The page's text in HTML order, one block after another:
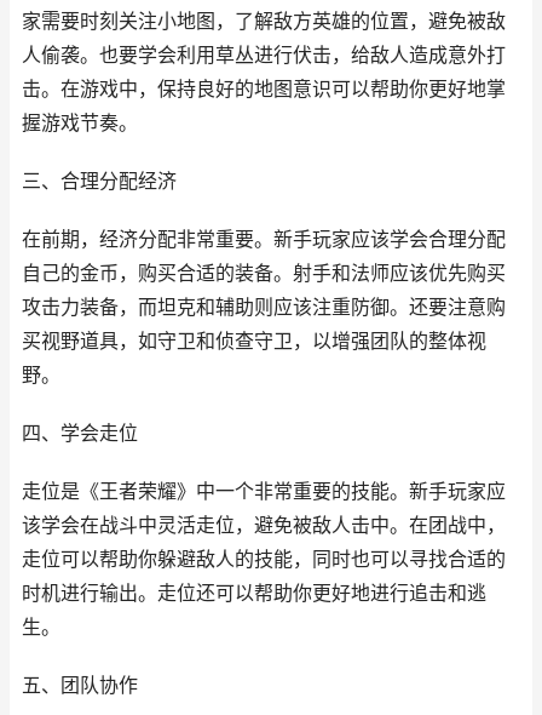
家需要时刻关注小地图，了解敌方英雄的位置，避免被敌
人偷袭。也要学会利用草丛进行伏击，给敌人造成意外打
击。在游戏中，保持良好的地图意识可以帮助你更好地掌
握游戏节奏。
三、合理分配经济
在前期，经济分配非常重要。新手玩家应该学会合理分配
自己的金币，购买合适的装备。射手和法师应该优先购买
攻击力装备，而坦克和辅助则应该注重防御。还要注意购
买视野道具，如守卫和侦查守卫，以增强团队的整体视
野。
四、学会走位
走位是《王者荣耀》中一个非常重要的技能。新手玩家应
该学会在战斗中灵活走位，避免被敌人击中。在团战中，
走位可以帮助你躲避敌人的技能，同时也可以寻找合适的
时机进行输出。走位还可以帮助你更好地进行追击和逃
生。
五、团队协作